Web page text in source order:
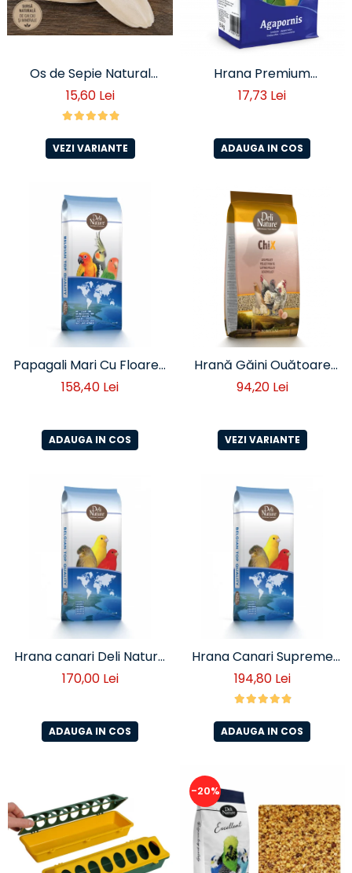
Os de Sepie Natural
pentru Păsări – Sursă de
Calciu și Minerale - 100
15,60 Lei
VEZI VARIANTE
Hrana Premium
Agapornis 1 kg
17,73 Lei
ADAUGA IN COS
Papagali Mari Cu Floarea
Soarelui 20 Kg
158,40 Lei
ADAUGA IN COS
Hrană Găini Ouătoare
Peleți Deli Nature 20 kg
94,20 Lei
VEZI VARIANTE
Hrana canari Deli Nature
Basic 20 kg ( cod 50) –
170,00 Lei
ADAUGA IN COS
Hrana Canari Supreme
Deli nature 20 kg (Cod
55)
194,80 Lei
ADAUGA IN COS
-20%